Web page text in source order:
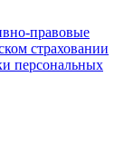
правовые
страховании
персональных